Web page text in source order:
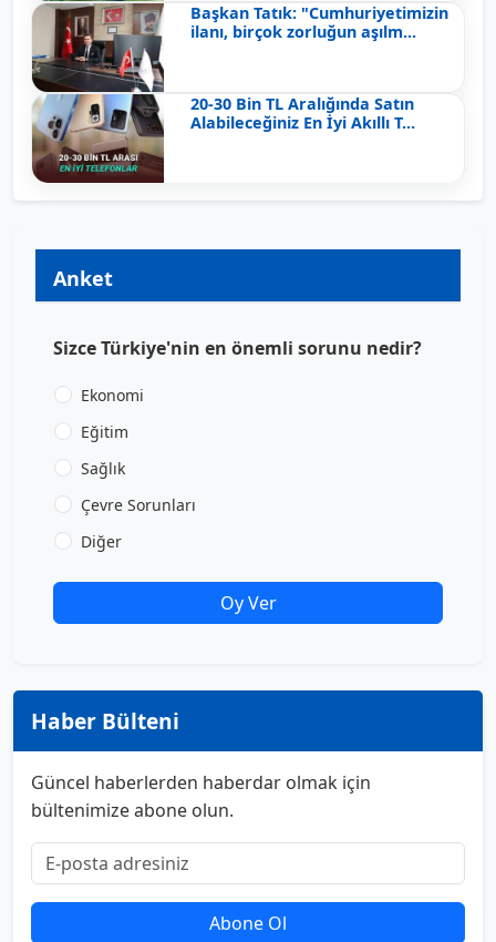
Başkan Tatık: "Cumhuriyetimizin
ilanı, birçok zorluğun aşılm...
20-30 Bin TL Aralığında Satın
Alabileceğiniz En İyi Akıllı T...
Anket
Sizce Türkiye'nin en önemli sorunu nedir?
Ekonomi
Eğitim
Sağlık
Çevre Sorunları
Diğer
Oy Ver
Haber Bülteni
Güncel haberlerden haberdar olmak için
bültenimize abone olun.
Abone Ol